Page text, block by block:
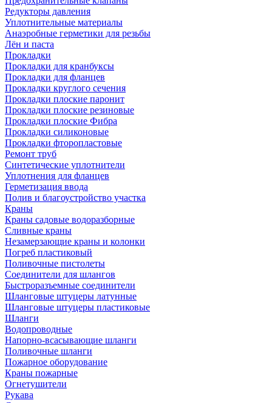
Редукторы давления
Уплотнительные материалы
Анаэробные герметики для резьбы
Лён и паста
Прокладки
Прокладки для кранбуксы
Прокладки для фланцев
Прокладки круглого сечения
Прокладки плоские паронит
Прокладки плоские резиновые
Прокладки плоские Фибра
Прокладки силиконовые
Прокладки фторопластовые
Ремонт труб
Синтетические уплотнители
Уплотнения для фланцев
Герметизация ввода
Полив и благоустройство участка
Краны
Краны садовые водоразборные
Сливные краны
Незамерзающие краны и колонки
Погреб пластиковый
Поливочные пистолеты
Соединители для шлангов
Быстроразъемные соединители
Шланговые штуцеры латунные
Шланговые штуцеры пластиковые
Шланги
Водопроводные
Напорно-всасывающие шланги
Поливочные шланги
Пожарное оборудование
Краны пожарные
Огнетушители
Рукава